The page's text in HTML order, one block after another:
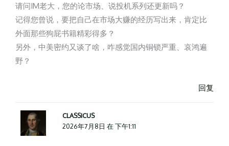
请问IM老大，您的论市场、说投机系列还更新吗？
记得您曾说，要把自己在市场大赚的经历写出来，肯定比
外面那些狗屁书籍精彩得多？
另外，中美密约又谈了啥，咋感觉国内铜锁严重、哀鸿遍
野？
回复
CLASSICUS
2026年7月8日 在 下午1:11